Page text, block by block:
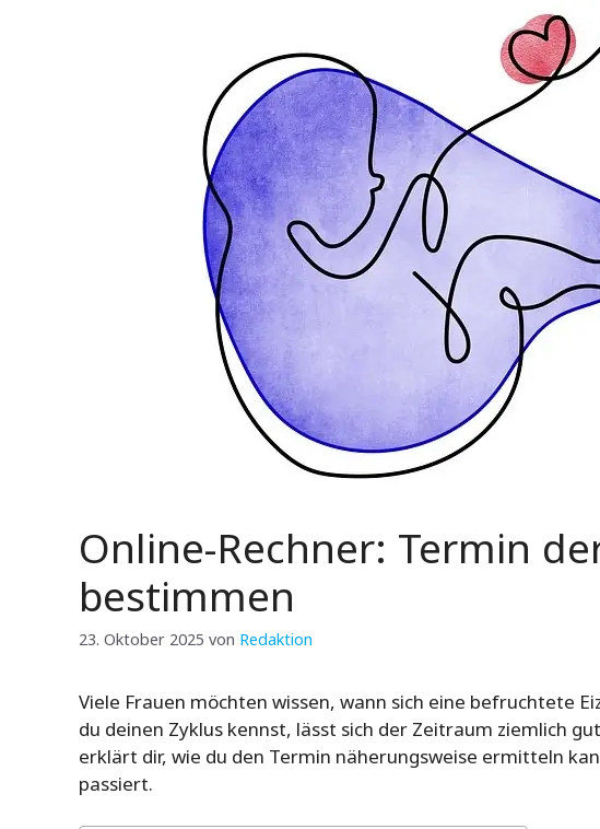
Online-Rechner: Termin
bestimmen
23. Oktober 2025 von Redaktion
Viele Frauen möchten wissen, wann sich eine befruchtete
du deinen Zyklus kennst, lässt sich der Zeitraum ziemlich
erklärt dir, wie du den Termin näherungsweise ermitteln
passiert.